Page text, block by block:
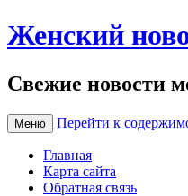
Женский
Свежие новости
Меню Перейти к
Главная
Карта сайта
Обратная связь